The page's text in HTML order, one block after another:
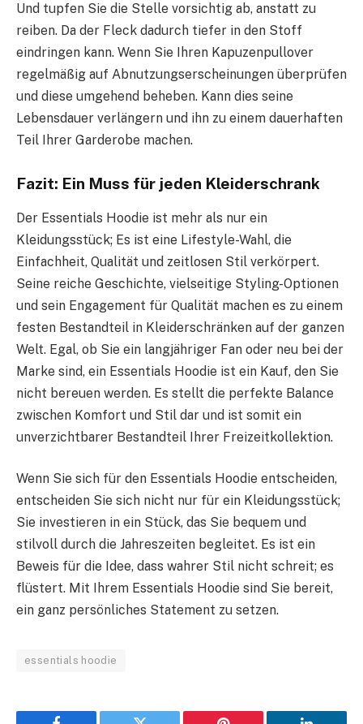
Und tupfen Sie die Stelle vorsichtig ab, anstatt zu
reiben. Da der Fleck dadurch tiefer in den Stoff
eindringen kann. Wenn Sie Ihren Kapuzenpullover
regelmäßig auf Abnutzungserscheinungen überprüfen
und diese umgehend beheben. Kann dies seine
Lebensdauer verlängern und ihn zu einem dauerhaften
Teil Ihrer Garderobe machen.
Fazit: Ein Muss für jeden Kleiderschrank
Der Essentials Hoodie ist mehr als nur ein
Kleidungsstück; Es ist eine Lifestyle-Wahl, die
Einfachheit, Qualität und zeitlosen Stil verkörpert.
Seine reiche Geschichte, vielseitige Styling-Optionen
und sein Engagement für Qualität machen es zu einem
festen Bestandteil in Kleiderschränken auf der ganzen
Welt. Egal, ob Sie ein langjähriger Fan oder neu bei der
Marke sind, ein Essentials Hoodie ist ein Kauf, den Sie
nicht bereuen werden. Es stellt die perfekte Balance
zwischen Komfort und Stil dar und ist somit ein
unverzichtbarer Bestandteil Ihrer Freizeitkollektion.
Wenn Sie sich für den Essentials Hoodie entscheiden,
entscheiden Sie sich nicht nur für ein Kleidungsstück;
Sie investieren in ein Stück, das Sie bequem und
stilvoll durch die Jahreszeiten begleitet. Es ist ein
Beweis für die Idee, dass wahrer Stil nicht schreit; es
flüstert. Mit Ihrem Essentials Hoodie sind Sie bereit,
ein ganz persönliches Statement zu setzen.
essentials hoodie